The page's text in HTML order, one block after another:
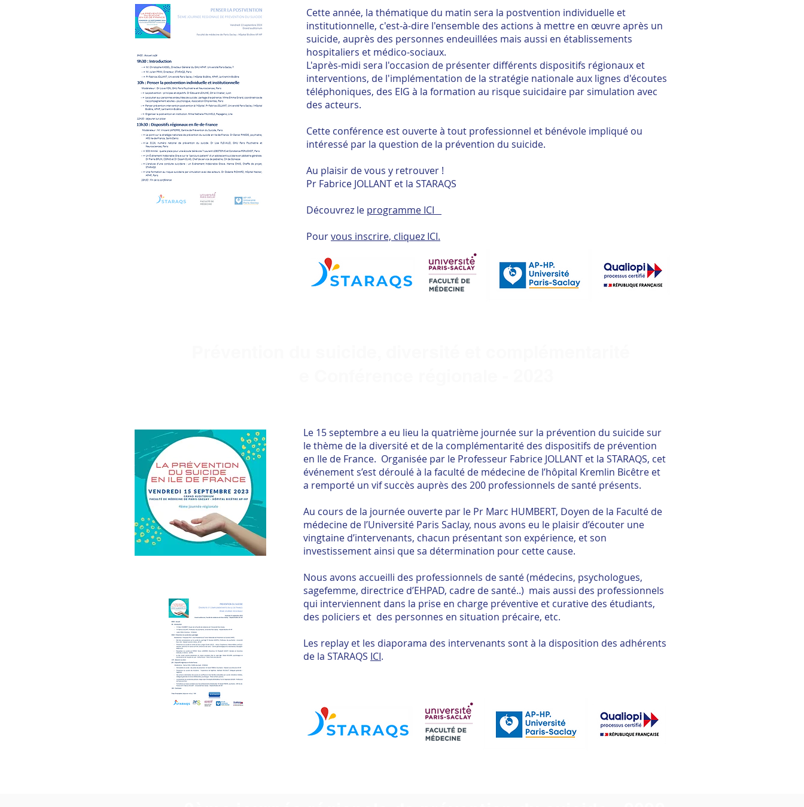
Cette année, la thématique du matin sera la postvention individuelle et
institutionnelle, c'est-à-dire l'ensemble des actions à mettre en œuvre après un
suicide, auprès des personnes endeuillées mais aussi en établissements
hospitaliers et médico-sociaux.
L'après-midi sera l'occasion de présenter différents dispositifs régionaux et
interventions, de l'implémentation de la stratégie nationale aux lignes d'écoutes
téléphoniques, des EIG à la formation au risque suicidaire par simulation avec
des acteurs.
Cette conférence est ouverte à tout professionnel et bénévole impliqué ou
intéressé par la question de la prévention du suicide.
Au plaisir de vous y retrouver !
Pr Fabrice JOLLANT et la STARAQS
Découvrez le programme ICI
Pourvous inscrire, cliquez ICI.
Le 15 septembre a eu lieu la quatrième journée sur la prévention du suicide sur
le thème de la diversité et de la complémentarité des dispositifs de prévention
en Ile de France. Organisée par le Professeur Fabrice JOLLANT et la STARAQS, cet
événement s’est déroulé à la faculté de médecine de l’hôpital Kremlin Bicêtre et
a remporté un vif succès auprès des 200 professionnels de santé présents.
Au cours de la journée ouverte par le Pr Marc HUMBERT, Doyen de la Faculté de
médecine de l’Université Paris Saclay, nous avons eu le plaisir d’écouter une
vingtaine d’intervenants, chacun présentant son expérience, et son
investissement ainsi que sa détermination pour cette cause.
Nous avons accueilli des professionnels de santé (médecins, psychologues,
sagefemme, directrice d’EHPAD, cadre de santé..) mais aussi des professionnels
qui interviennent dans la prise en charge préventive et curative des étudiants,
des policiers et des personnes en situation précaire, etc.
Les replay et les diaporama des intervenants sont à la disposition des adhérents
de la STARAQS ICI.